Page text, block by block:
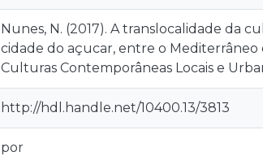
Nunes, N. (2017). A translocalidade da
cidade do açucar, entre o Mediterrâneo
Culturas Contemporâneas Locais e
http://hdl.handle.net/10400.13/3813
por